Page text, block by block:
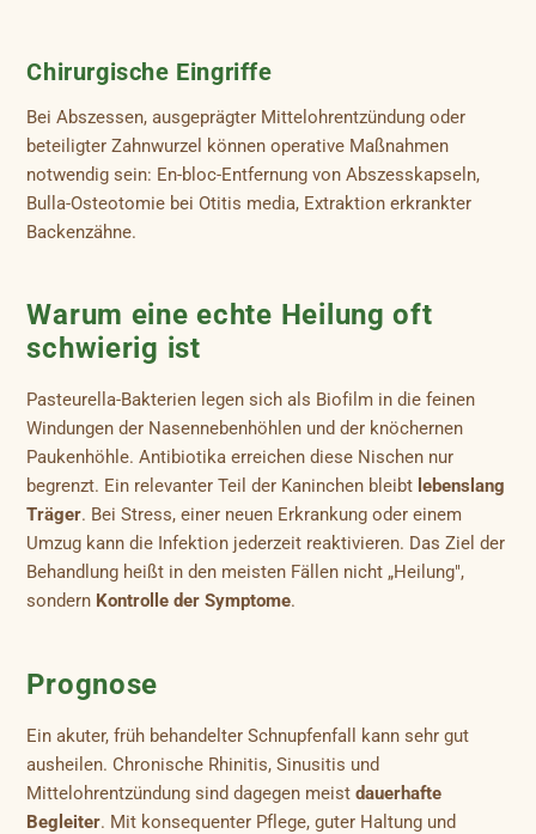
Chirurgische Eingriffe
Bei Abszessen, ausgeprägter Mittelohrentzündung oder
beteiligter Zahnwurzel können operative Maßnahmen
notwendig sein: En-bloc-Entfernung von Abszesskapseln,
Bulla-Osteotomie bei Otitis media, Extraktion erkrankter
Backenzähne.
Warum eine echte Heilung oft
schwierig ist
Pasteurella-Bakterien legen sich als Biofilm in die feinen
Windungen der Nasennebenhöhlen und der knöchernen
Paukenhöhle. Antibiotika erreichen diese Nischen nur
begrenzt. Ein relevanter Teil der Kaninchen bleibt lebenslang
Träger. Bei Stress, einer neuen Erkrankung oder einem
Umzug kann die Infektion jederzeit reaktivieren. Das Ziel der
Behandlung heißt in den meisten Fällen nicht „Heilung",
sondern Kontrolle der Symptome.
Prognose
Ein akuter, früh behandelter Schnupfenfall kann sehr gut
ausheilen. Chronische Rhinitis, Sinusitis und
Mittelohrentzündung sind dagegen meistdauerhafte
Begleiter. Mit konsequenter Pflege, guter Haltung und